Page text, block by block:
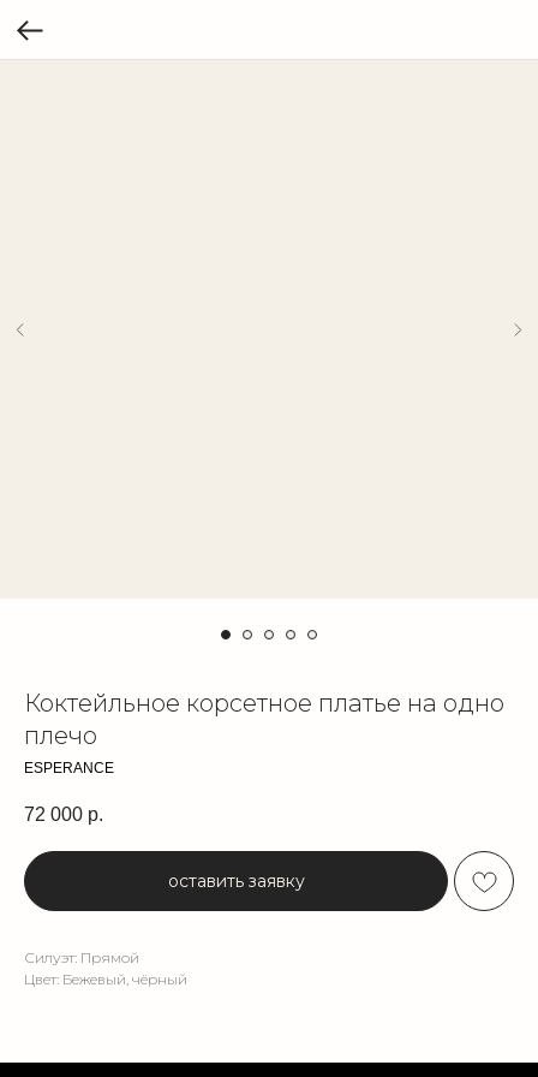
Коктейльное корсетное платье на одно
плечо
ESPERANCE
72 000 р.
оставить заявку
Силуэт: Прямой
Цвет: Бежевый, чёрный